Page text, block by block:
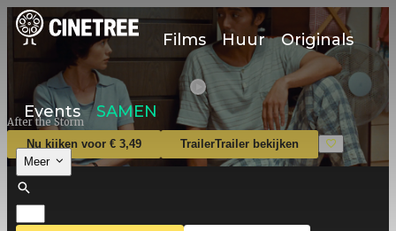
Films Huur Originals
Events SAMEN
Meer
After the Storm
Nu kijken voor € 3,49 TrailerTrailer bekijken